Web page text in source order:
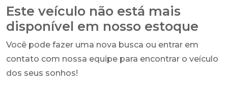
Este veículo não está mais
disponível em nosso estoque
Você pode fazer uma nova busca ou entrar em
contato com nossa equipe para encontrar o veículo
dos seus sonhos!